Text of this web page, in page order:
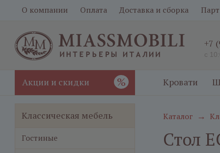
О компании Оплата Доставка и сборка
+7
с
Акции и скидки % Кровати
Каталог →
Стол
Классическая мебель
Гостиные